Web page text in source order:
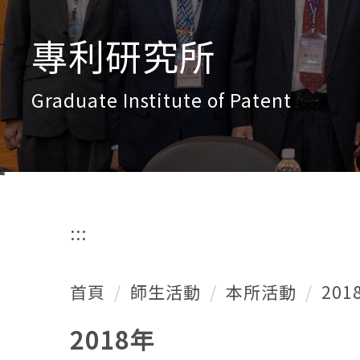
專利研究所
Graduate Institute of Patent
:::
首頁 師生活動 本所活動
2018年